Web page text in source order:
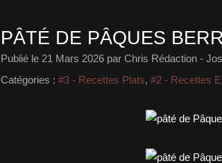
PÂTÉ DE PÂQUES
Publié le 21 Mars 2026 par Chris Rédaction -
Catégories : #3 - Recettes Plats, #2 - Recettes